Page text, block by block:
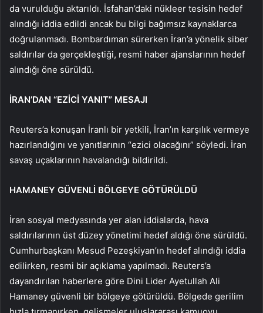
da vurulduğu aktarıldı. İsfahan’daki nükleer tesisin hedef
alındığı iddia edildi ancak bu bilgi bağımsız kaynaklarca
doğrulanmadı. Bombardıman sürerken İran’a yönelik siber
saldırılar da gerçekleştiği, resmi haber ajanslarının hedef
alındığı öne sürüldü.
İRAN’DAN “EZİCİ YANIT” MESAJI
Reuters’a konuşan İranlı bir yetkili, İran’ın karşılık vermeye
hazırlandığını ve yanıtlarının “ezici olacağını” söyledi. İran
savaş uçaklarının havalandığı bildirildi.
HAMANEY GÜVENLİ BÖLGEYE GÖTÜRÜLDÜ
İran sosyal medyasında yer alan iddialarda, hava
saldırılarının üst düzey yönetimi hedef aldığı öne sürüldü.
Cumhurbaşkanı Mesud Pezeşkiyan’ın hedef alındığı iddia
edilirken, resmi bir açıklama yapılmadı. Reuters’a
dayandırılan haberlere göre Dini Lider Ayetullah Ali
Hamaney güvenli bir bölgeye götürüldü. Bölgede gerilim